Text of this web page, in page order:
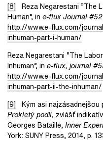
[8] Reza Negarestani ”The
Human”, in e-flux Journal
http://www.e-flux.com/
inhuman-part-i-human/
Reza Negarestani ”The
Inhuman”, in e-flux, journal
http://www.e-flux.com/
inhuman-part-ii-the-inhuman/
[9] Kým asi
Prokletý podíl, zvlášť
Georges Bataille, Inner
York: SUNY Press, 2014, p.